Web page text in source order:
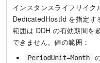
インスタンスライフサイク
DedicatedHostId を指定す
範囲は DDH の有効期間を
できません。値の範囲：
PeriodUnit=Month